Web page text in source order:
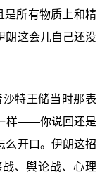
是所有物质上和精
朗这会儿自己还没
特王储当时那表
样——你说回还是
么开口。伊朗这招
、舆论战、心理